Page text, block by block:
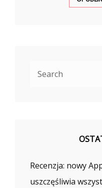
Recenzja: nowy
uszczęśliwia